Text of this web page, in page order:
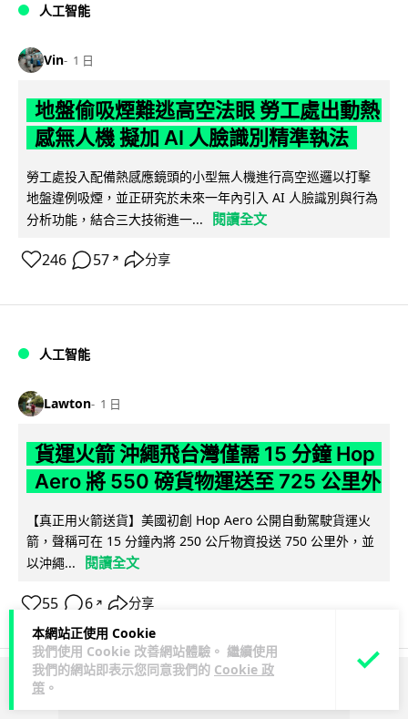
本網站正使用 Cookie
我們使用 Cookie 改善網站體驗。 繼續使用
我們的網站即表示您同意我們的 Cookie 政
策 。
人工智能
Vin 1 日
地盤偷吸煙難逃高空法眼 勞工處出動熱
感無人機 擬加 AI 人臉識別精準執法
勞工處投入配備熱感應鏡頭的小型無人機進行高空巡邏以打擊
地盤違例吸煙，並正研究於未來一年內引入 AI 人臉識別與行為
分析功能，結合三大技術進一...
閱讀全文
246 57 ↗ 分享
人工智能
Lawton 1 日
貨運火箭 沖繩飛台灣僅需 15 分鐘 Hop
Aero 將 550 磅貨物運送至 725 公里外
【真正用火箭送貨】美國初創 Hop Aero 公開自動駕駛貨運火
箭，聲稱可在 15 分鐘內將 250 公斤物資投送 750 公里外，並
以沖繩...
閱讀全文
55 6 ↗ 分享